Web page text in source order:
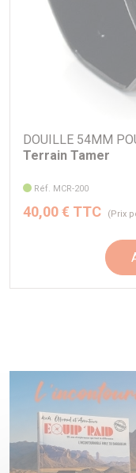
DOUILLE 54MM
Terrain Tamer
Réf. MCR-200
40,00 € TTC (Prix